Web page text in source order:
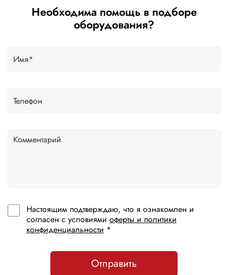
Необходима помощь в подборе
оборудования?
Настоящим подтверждаю, что я ознакомлен и
согласен с условиями оферты и политики
конфиденциальности *
Отправить